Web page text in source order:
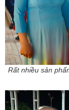
Rất nhiều sản